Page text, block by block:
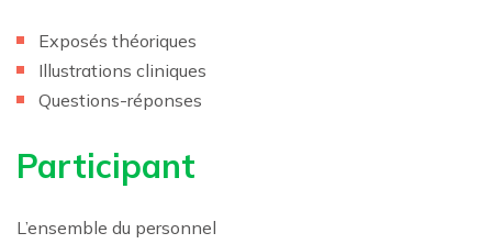
Exposés théoriques
Illustrations cliniques
Questions-réponses
Participant
L’ensemble du personnel